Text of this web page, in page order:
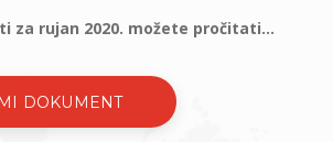
za rujan 2020. možete pročitati...
DOKUMENT